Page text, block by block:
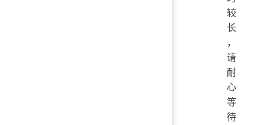
较
长
，
请
耐
心
等
待